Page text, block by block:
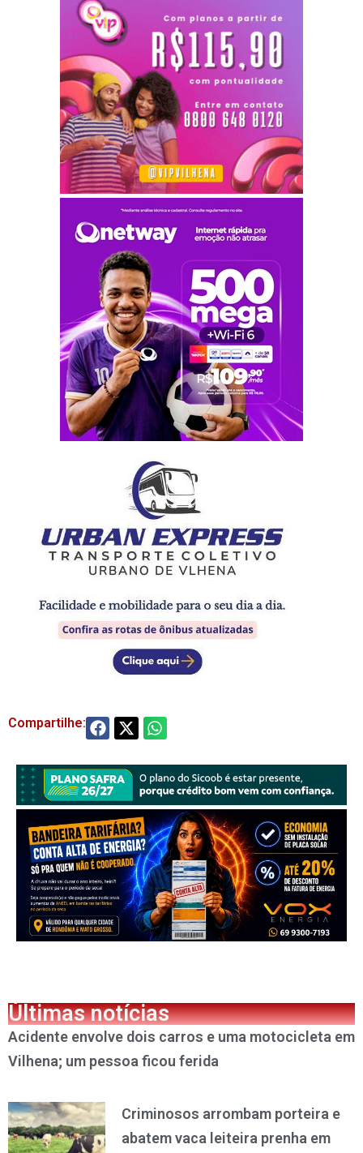
Compartilhe:
Últimas notícias
Acidente envolve dois carros e uma motocicleta em
Vilhena; um pessoa ficou ferida
Criminosos arrombam porteira e
abatem vaca leiteira prenha em